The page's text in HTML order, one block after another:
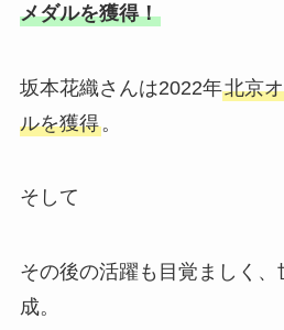
メダルを獲得！
坂本花織さんは2022年北京
ルを獲得。
そして
その後の活躍も目覚ましく
成。